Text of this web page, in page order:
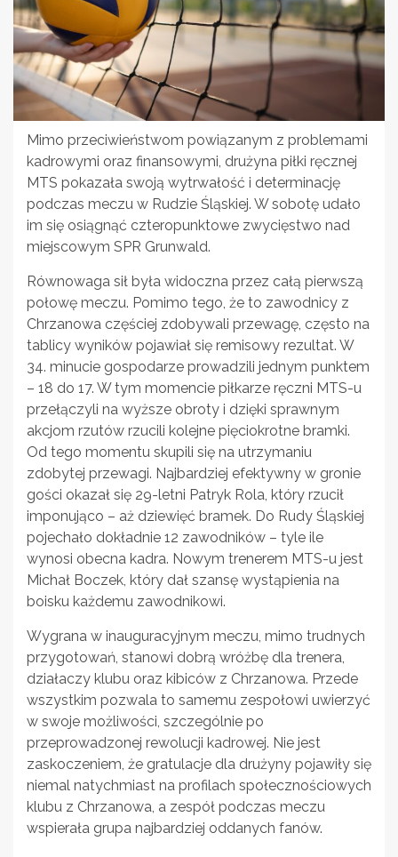
Mimo przeciwieństwom powiązanym z problemami
kadrowymi oraz finansowymi, drużyna piłki ręcznej
MTS pokazała swoją wytrwałość i determinację
podczas meczu w Rudzie Śląskiej. W sobotę udało
im się osiągnąć czteropunktowe zwycięstwo nad
miejscowym SPR Grunwald.
Równowaga sił była widoczna przez całą pierwszą
połowę meczu. Pomimo tego, że to zawodnicy z
Chrzanowa częściej zdobywali przewagę, często na
tablicy wyników pojawiał się remisowy rezultat. W
34. minucie gospodarze prowadzili jednym punktem
– 18 do 17. W tym momencie piłkarze ręczni MTS-u
przełączyli na wyższe obroty i dzięki sprawnym
akcjom rzutów rzucili kolejne pięciokrotne bramki.
Od tego momentu skupili się na utrzymaniu
zdobytej przewagi. Najbardziej efektywny w gronie
gości okazał się 29-letni Patryk Rola, który rzucił
imponująco – aż dziewięć bramek. Do Rudy Śląskiej
pojechało dokładnie 12 zawodników – tyle ile
wynosi obecna kadra. Nowym trenerem MTS-u jest
Michał Boczek, który dał szansę wystąpienia na
boisku każdemu zawodnikowi.
Wygrana w inauguracyjnym meczu, mimo trudnych
przygotowań, stanowi dobrą wróżbę dla trenera,
działaczy klubu oraz kibiców z Chrzanowa. Przede
wszystkim pozwala to samemu zespołowi uwierzyć
w swoje możliwości, szczególnie po
przeprowadzonej rewolucji kadrowej. Nie jest
zaskoczeniem, że gratulacje dla drużyny pojawiły się
niemal natychmiast na profilach społecznościowych
klubu z Chrzanowa, a zespół podczas meczu
wspierała grupa najbardziej oddanych fanów.